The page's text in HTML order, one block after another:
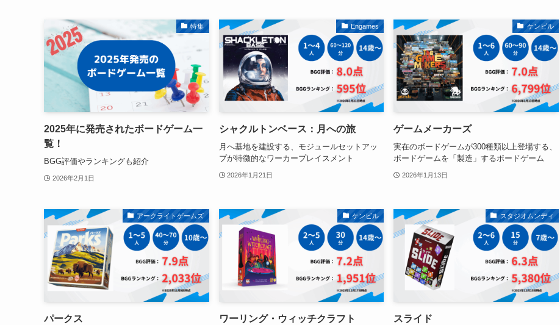
特集
2025年に発売されたボードゲーム一
覧！
BGG評価やランキングも紹介
2026年2月1日
Engames
シャクルトンベース：月への旅
月へ基地を建設する、モジュールセットアッ
プが特徴的なワーカープレイスメント
2026年1月21日
ケンビル
ゲームメーカーズ
実在のボードゲームが300種類以上登場する、
ボードゲームを「製造」するボードゲーム
2026年1月13日
アークライトゲームズ
パークス
ケンビル
ワーリング・ウィッチクラフト
スタジオムンディ
スライド